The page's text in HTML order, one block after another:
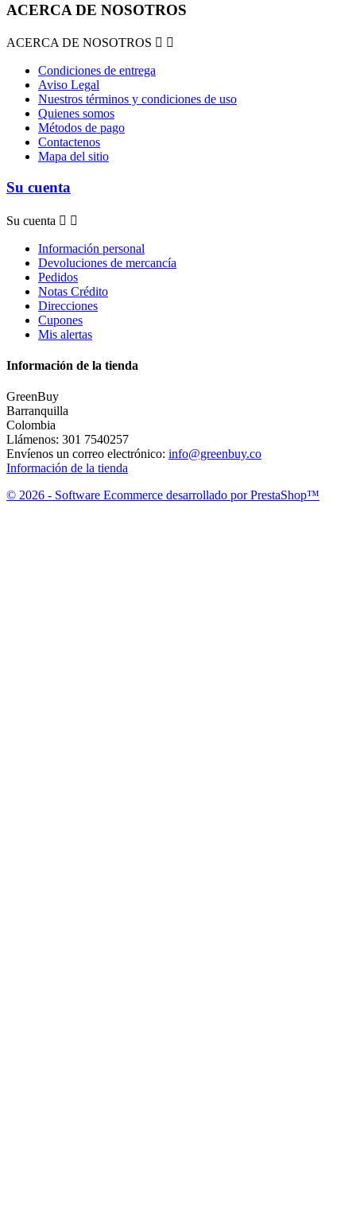
ACERCA DE NOSOTROS
ACERCA DE NOSOTROS  
Condiciones de entrega
Aviso Legal
Nuestros términos y condiciones de uso
Quienes somos
Métodos de pago
Contactenos
Mapa del sitio
Su cuenta
Su cuenta  
Información personal
Devoluciones de mercancía
Pedidos
Notas Crédito
Direcciones
Cupones
Mis alertas
Información de la tienda
GreenBuy
Barranquilla
Colombia
Llámenos: 301 7540257
Envíenos un correo electrónico: info@greenbuy.co
Información de la tienda
© 2026 - Software Ecommerce desarrollado por PrestaShop™